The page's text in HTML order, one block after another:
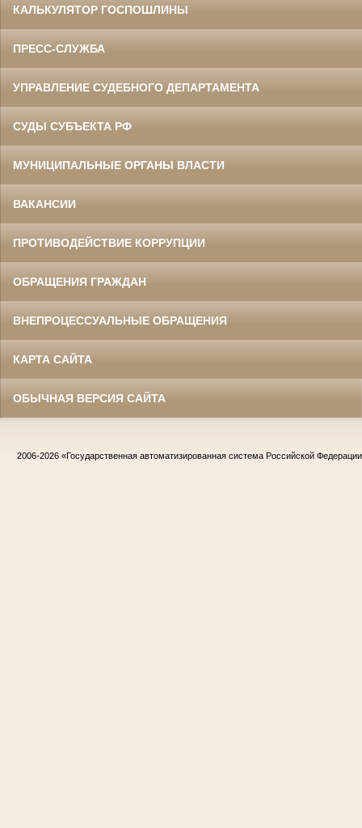
КАЛЬКУЛЯТОР ГОСПОШЛИНЫ
ПРЕСС-СЛУЖБА
УПРАВЛЕНИЕ СУДЕБНОГО ДЕПАРТАМЕНТА
СУДЫ СУБЪЕКТА РФ
МУНИЦИПАЛЬНЫЕ ОРГАНЫ ВЛАСТИ
ВАКАНСИИ
ПРОТИВОДЕЙСТВИЕ КОРРУПЦИИ
ОБРАЩЕНИЯ ГРАЖДАН
ВНЕПРОЦЕССУАЛЬНЫЕ ОБРАЩЕНИЯ
КАРТА САЙТА
ОБЫЧНАЯ ВЕРСИЯ САЙТА
2006-2026 «Государственная автоматизированная система Российской